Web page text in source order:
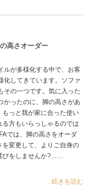
高さオーダー
ルが多様化する中で、お客
化してきています。ソファ
その一つです。気に入った
かったのに、脚の高さがあ
もっと我が家に合った使い
方もいらっしゃるのでは
では、脚の高さをオーダ
変更して、よりご自身の
びをしませんか?……
...続きを読む